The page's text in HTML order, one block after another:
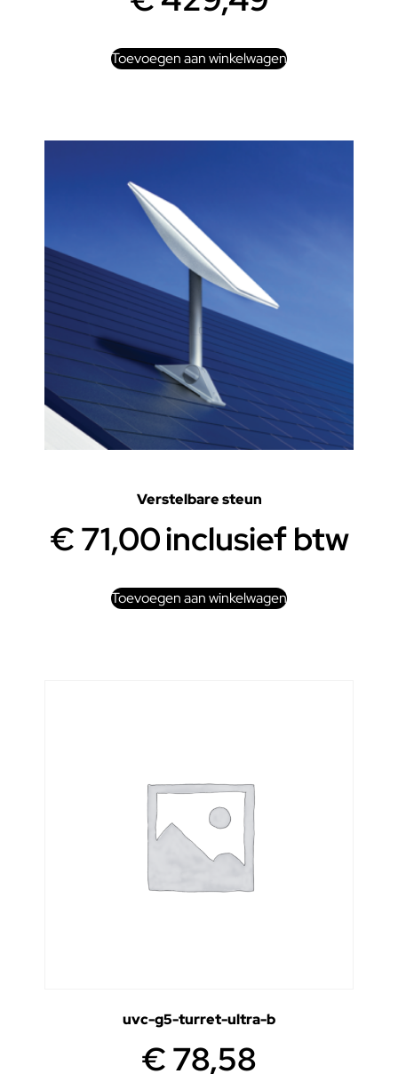
Toevoegen aan winkelwagen
Verstelbare steun
€71,00inclusief btw
Toevoegen aan winkelwagen
uvc-g5-turret-ultra-b
€78,58